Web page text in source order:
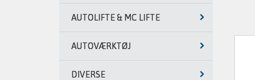
AUTOLIFTE & MC LIFTE
AUTOVÆRKTØJ
DIVERSE